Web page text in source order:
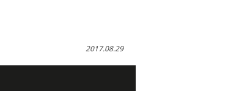
2017.08.29